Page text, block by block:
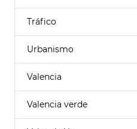
Tráfico
Urbanismo
Valencia
Valencia verde